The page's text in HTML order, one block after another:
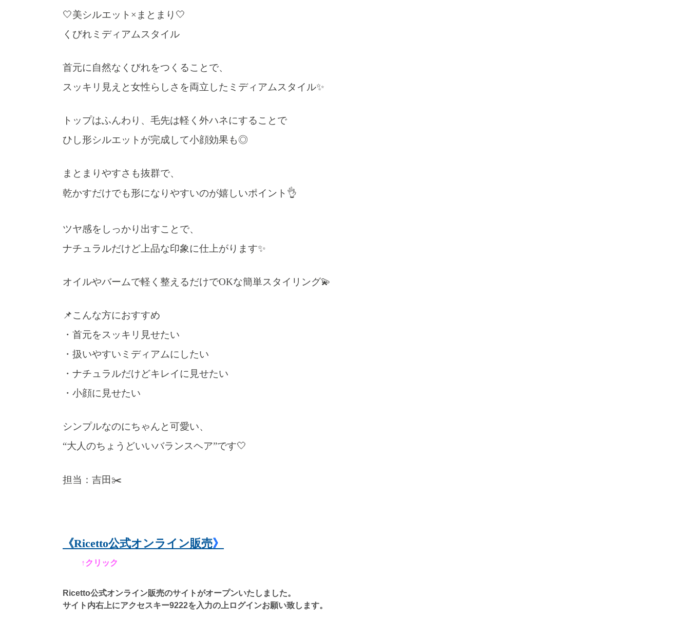
🤍美シルエット×まとまり🤍
くびれミディアムスタイル
首元に自然なくびれをつくることで、
スッキリ見えと女性らしさを両立したミディアムスタイル✨
トップはふんわり、毛先は軽く外ハネにすることで
ひし形シルエットが完成して小顔効果も◎
まとまりやすさも抜群で、
乾かすだけでも形になりやすいのが嬉しいポイント👌
ツヤ感をしっかり出すことで、
ナチュラルだけど上品な印象に仕上がります✨
オイルやバームで軽く整えるだけでOKな簡単スタイリング💫
📌こんな方におすすめ
・首元をスッキリ見せたい
・扱いやすいミディアムにしたい
・ナチュラルだけどキレイに見せたい
・小顔に見せたい
シンプルなのにちゃんと可愛い、
“大人のちょうどいいバランスヘア”です🤍
担当：吉田✂️
《Ricetto公式オンライン販売》
↑クリック
Ricetto公式オンライン販売のサイトがオープンいたしました。
サイト内右上にアクセスキー9222を入力の上ログインお願い致します。